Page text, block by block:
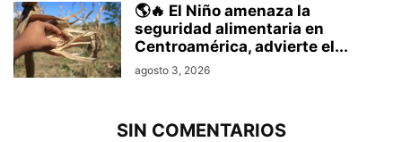
🌎🔥 El Niño amenaza la
seguridad alimentaria en
Centroamérica, advierte el...
agosto 3, 2026
SIN COMENTARIOS